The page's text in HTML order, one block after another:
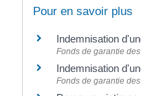
Pour en savoir plus
Indemnisation
Fonds de garantie
Indemnisation
Fonds de garantie